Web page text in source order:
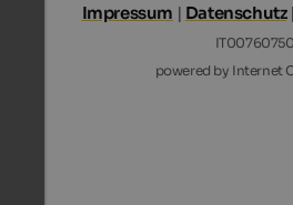
Impressum | Datenschutz
powered by Internet